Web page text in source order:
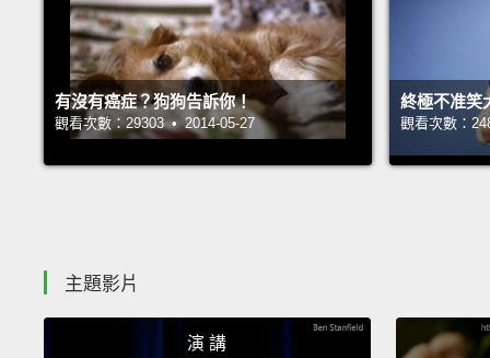
有沒有癌症？狗狗告訴你！
觀看次數：29303 • 2014-05-27
終極不准笑
觀看次數：
主題影片
演 講